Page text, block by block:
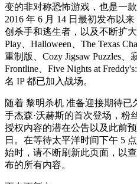
变的非对称恐怖游戏，也是一
2016 年 6 月 14 日最初发布以
创杀手和逃生者，以及不断扩
Play、Halloween、The Texas
重制版、Cozy Jigsaw Puzzles
Frontline、Five Nights at
名 IP 都已加入战场。
随着 黎明杀机 准备迎接期待已
手杰森·沃赫斯的首次登场，粉
授权内容的潜在公告以及此前
日。在等待太平洋时间下午 5
始时，请不断刷新此页面，以
布的所有内容。